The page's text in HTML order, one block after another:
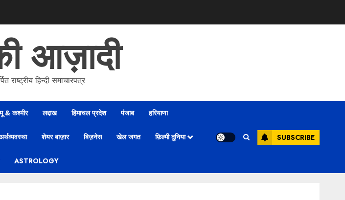
आज़ादी
राष्ट्रीय हिन्दी समाचारपत्र
& कश्मीर लद्दाख हिमाचल प्रदेश पंजाब हरियाणा
शेयर बाज़ार बिज़नेस खेल जगत फ़िल्मी दुनिया
ASTROLOGY
SUBSCRIBE